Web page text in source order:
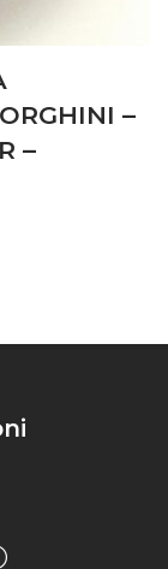
–
–